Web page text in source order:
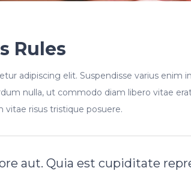
Rules
adipiscing elit. Suspendisse varius enim
nulla, ut commodo diam libero vitae
risus tristique posuere.
aut. Quia est cupiditate